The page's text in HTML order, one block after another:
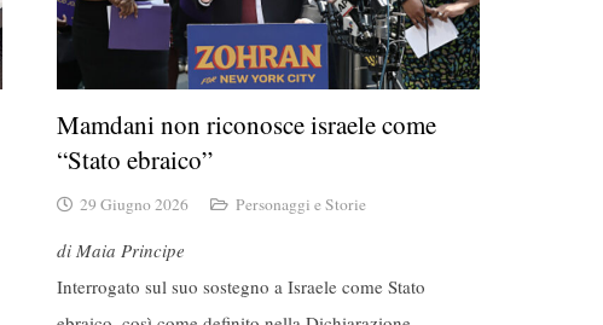
Mamdani non riconosce israele come
“Stato ebraico”
29 Giugno 2026 Personaggi e Storie
di Maia Principe
Interrogato sul suo sostegno a Israele come Stato